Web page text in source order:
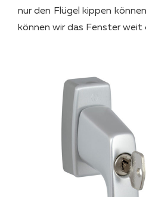
nur den Flügel kippen
können wir das Fenster weit